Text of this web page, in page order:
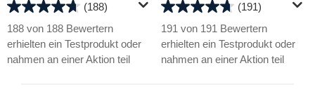
(188)
4.7
von
5
Sternen.
188 von 188 Bewertern
erhielten ein Testprodukt oder
nahmen an einer Aktion teil
(191)
4.7
von
5
Sternen.
191 von 191 Bewertern
erhielten ein Testprodukt oder
nahmen an einer Aktion teil